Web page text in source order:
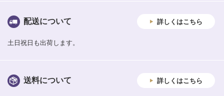
配送について 詳しくはこちら
土日祝日も出荷します。
送料について 詳しくはこちら